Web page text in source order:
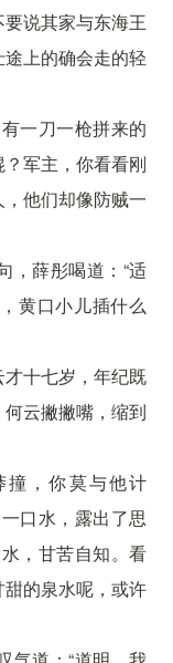
说其家与东海王
上的确会走的轻
一刀一枪拼来的
军主，你看看刚
他们却像防贼一
，薛彤喝道：“适
黄口小儿插什么
十七岁，年纪既
云撇撇嘴，缩到
撞，你莫与他计
口水，露出了思
，甘苦自知。看
的泉水呢，或许